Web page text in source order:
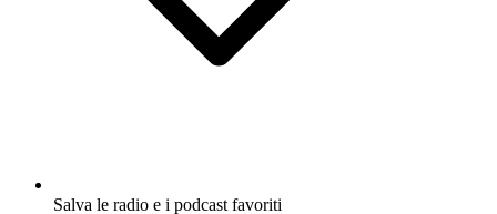
Salva le radio e i podcast favoriti